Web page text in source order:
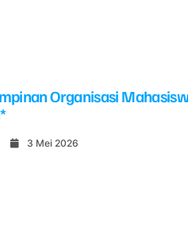
Organisasi
3 Mei 2026